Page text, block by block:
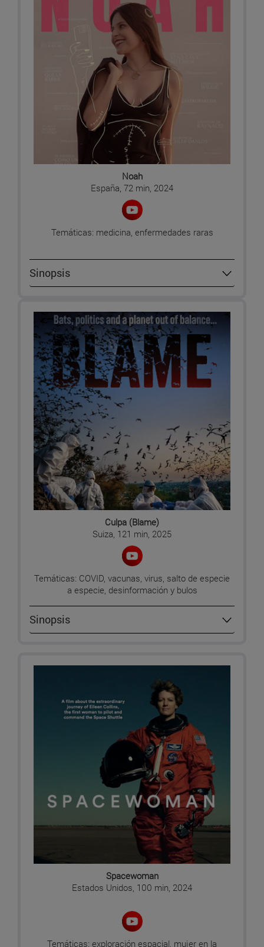
Noah
España, 72 min, 2024
Temáticas: medicina, enfermedades raras
Sinopsis
Culpa (Blame)
Suiza, 121 min, 2025
Temáticas: COVID, vacunas, virus, salto de especie
a especie, desinformación y bulos
Sinopsis
Spacewoman
Estados Unidos, 100 min, 2024
Temáticas: exploración espacial, mujer en la